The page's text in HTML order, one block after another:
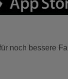
noch bessere